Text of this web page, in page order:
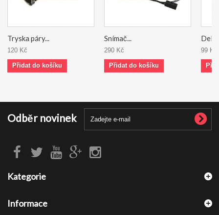
Tryska páry...
120 Kč
Přidat do košíku
Snímač...
290 Kč
Přidat do košíku
99 Kč
Odběr novinek
Kategorie
Informace